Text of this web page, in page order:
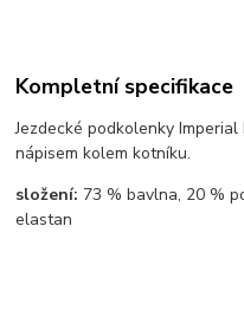
Kompletní specifikace
Jezdecké podkolenky
nápisem kolem kotníku.
složení: 73 % bavlna, 20 %
elastan